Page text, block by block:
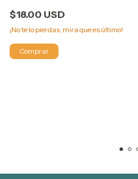
SAENZ
$18.00 USD
¡No te lo pierdas, mira que es último!